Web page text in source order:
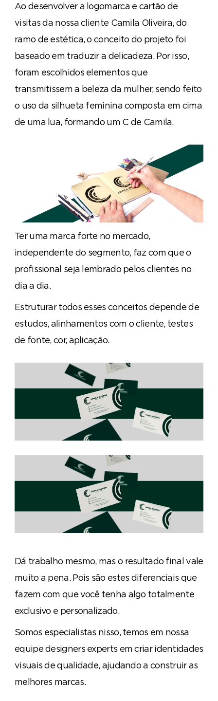
Ao desenvolver a logomarca e cartão de
visitas da nossa cliente Camila Oliveira, do
ramo de estética, o conceito do projeto foi
baseado em traduzir a delicadeza. Por isso,
foram escolhidos elementos que
transmitissem a beleza da mulher, sendo feito
o uso da silhueta feminina composta em cima
de uma lua, formando um C de Camila.
Ter uma marca forte no mercado,
independente do segmento, faz com que o
profissional seja lembrado pelos clientes no
dia a dia.
Estruturar todos esses conceitos depende de
estudos, alinhamentos com o cliente, testes
de fonte, cor, aplicação.
Dá trabalho mesmo, mas o resultado final vale
muito a pena. Pois são estes diferenciais que
fazem com que você tenha algo totalmente
exclusivo e personalizado.
Somos especialistas nisso, temos em nossa
equipe designers experts em criar identidades
visuais de qualidade, ajudando a construir as
melhores marcas.